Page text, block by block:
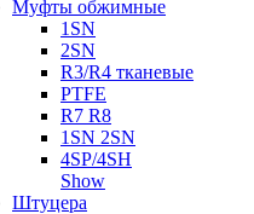
Муфты обжимные
1SN
2SN
R3/R4 тканевые
PTFE
R7 R8
1SN 2SN
4SP/4SH
Show
Штуцера